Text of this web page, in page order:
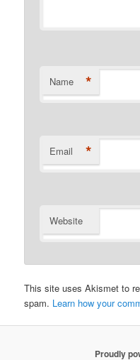
Name *
Email *
Website
This site uses Akismet to
spam. Learn how your
Proudly